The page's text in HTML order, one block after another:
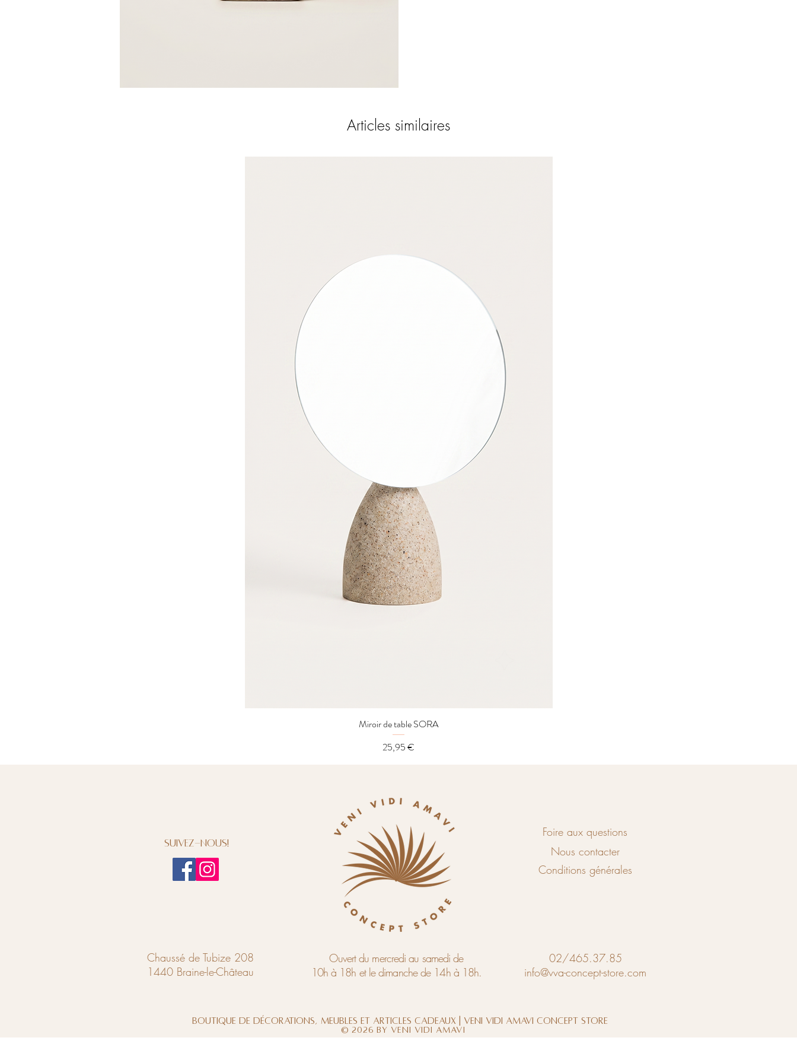
Articles similaires
Aperçu rapide
Miroir de table SORA
Prix
25,95 €
Suivez-nous!
Chaussé de Tubize 208
1440 Braine-le-Château
Foire aux questions
Nous contacter
Conditions générales
Ouvert du mercredi au samedi de
10h à 18h et le dimanche de 14h à 18h.
02/465.37.85
info@vva-concept-store.com
Boutique de décorations, meubles et articles cadeaux | Veni Vidi Amavi Concept Store
© 2026 by Veni Vidi Amavi